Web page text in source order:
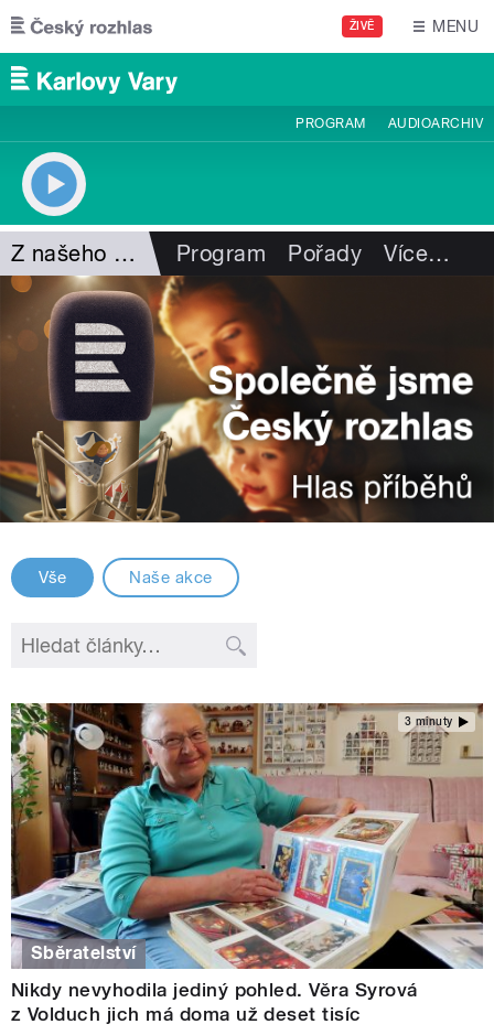
Přejít k hlavnímu obsahu
ŽIVĚ MENU
PROGRAM AUDIOARCHIV
Z našeho vysílání Program Pořady Více…
Vše Naše akce
3 minuty
Sběratelství
Nikdy nevyhodila jediný pohled. Věra Syrová
z Volduch jich má doma už deset tisíc